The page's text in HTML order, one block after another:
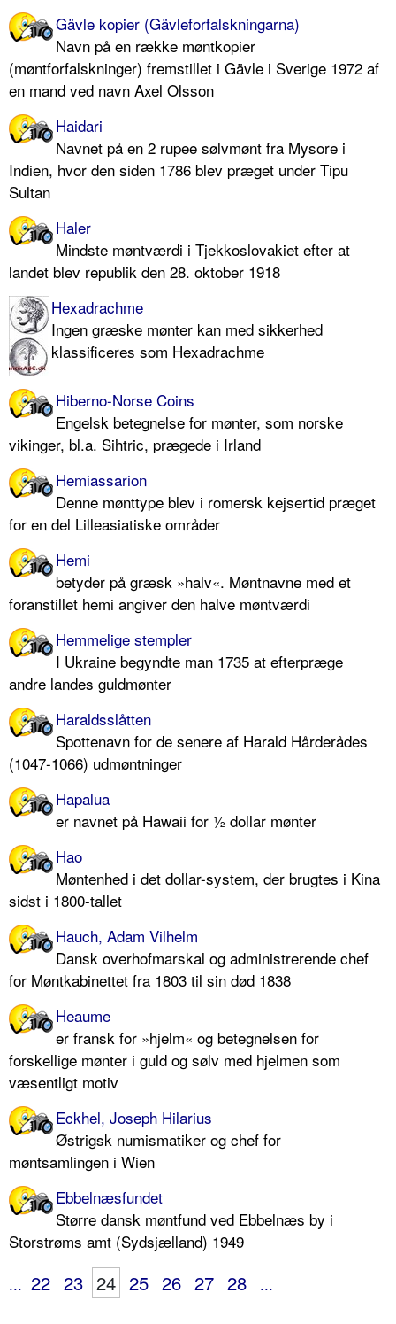
Gävle kopier (Gävleforfalskningarna)
Navn på en række møntkopier
(møntforfalskninger) fremstillet i Gävle i Sverige 1972 af
en mand ved navn Axel Olsson
Haidari
Navnet på en 2 rupee sølvmønt fra Mysore i
Indien, hvor den siden 1786 blev præget under Tipu
Sultan
Haler
Mindste møntværdi i Tjekkoslovakiet efter at
landet blev republik den 28. oktober 1918
Hexadrachme
Ingen græske mønter kan med sikkerhed
klassificeres som Hexadrachme
Hiberno-Norse Coins
Engelsk betegnelse for mønter, som norske
vikinger, bl.a. Sihtric, prægede i Irland
Hemiassarion
Denne mønttype blev i romersk kejsertid præget
for en del Lilleasiatiske områder
Hemi
betyder på græsk »halv«. Møntnavne med et
foranstillet hemi angiver den halve møntværdi
Hemmelige stempler
I Ukraine begyndte man 1735 at efterpræge
andre landes guldmønter
Haraldsslåtten
Spottenavn for de senere af Harald Hårderådes
(1047-1066) udmøntninger
Hapalua
er navnet på Hawaii for ½ dollar mønter
Hao
Møntenhed i det dollar-system, der brugtes i Kina
sidst i 1800-tallet
Hauch, Adam Vilhelm
Dansk overhofmarskal og administrerende chef
for Møntkabinettet fra 1803 til sin død 1838
Heaume
er fransk for »hjelm« og betegnelsen for
forskellige mønter i guld og sølv med hjelmen som
væsentligt motiv
Eckhel, Joseph Hilarius
Østrigsk numismatiker og chef for
møntsamlingen i Wien
Ebbelnæsfundet
Større dansk møntfund ved Ebbelnæs by i
Storstrøms amt (Sydsjælland) 1949
... 22 23 24 25 26 27 28 ...